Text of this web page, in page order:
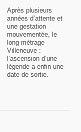
Après plusieurs
années d’attente et
une gestation
mouvementée, le
long-métrage
Villeneuve :
l’ascension d’une
légende a enfin une
date de sortie.